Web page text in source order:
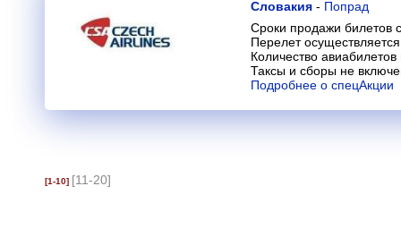
Словакия - Попрад
Сроки продажи билетов
Перелет
Количество
Таксы и сборы не
Подробнее о спецАкции
[1-10] [11-20]